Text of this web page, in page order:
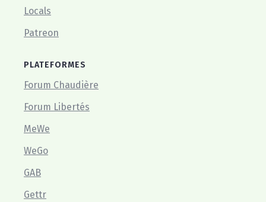
Locals
Patreon
PLATEFORMES
Forum Chaudière
Forum Libertés
MeWe
WeGo
GAB
Gettr